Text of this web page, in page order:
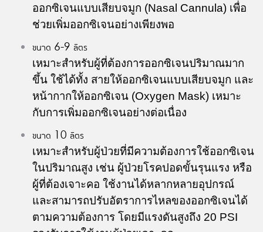
ออกซิเจนแบบเสียบจมูก (Nasal Cannula) เพื่อ
ช่วยเพิ่มออกซิเจนอย่างเพียงพอ
ขนาด 6-9 ลิตร
เหมาะสำหรับผู้ที่ต้องการออกซิเจนปริมาณมาก
ขึ้น ใช้ได้ทั้ง สายให้ออกซิเจนแบบเสียบจมูก และ
หน้ากากให้ออกซิเจน (Oxygen Mask) เหมาะ
กับการเพิ่มออกซิเจนอย่างต่อเนื่อง
ขนาด 10 ลิตร
เหมาะสำหรับผู้ป่วยที่มีความต้องการใช้ออกซิเจน
ในปริมาณสูง เช่น ผู้ป่วยโรคปอดขั้นรุนแรง หรือ
ผู้ที่ต้องเจาะคอ ใช้งานได้หลากหลายอุปกรณ์
และสามารถปรับอัตราการไหลของออกซิเจนได้
ตามความต้องการ โดยมีแรงดันสูงถึง 20 PSI